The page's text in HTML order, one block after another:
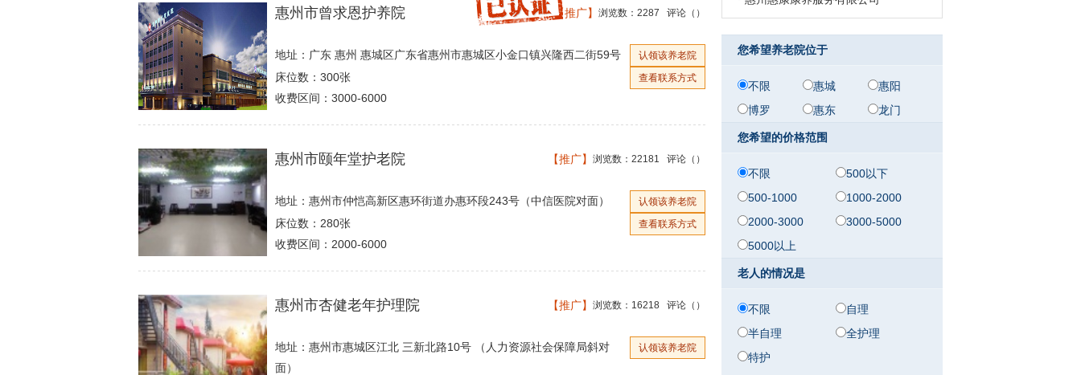
浏览数：2287 评论（ ）
【推广】
惠州市曾求恩护养院
认领该养老院
地址：广东 惠州 惠城区广东省惠州市惠城区小金口镇兴隆西二街59号
查看联系方式
床位数：300张
收费区间：3000-6000
浏览数：22181 评论（ ）
【推广】
惠州市颐年堂护老院
认领该养老院
地址：惠州市仲恺高新区惠环街道办惠环段243号（中信医院对面）
查看联系方式
床位数：280张
收费区间：2000-6000
浏览数：16218 评论（ ）
【推广】
惠州市杏健老年护理院
认领该养老院
地址：惠州市惠城区江北 三新北路10号 （人力资源社会保障局斜对
面）
您希望养老院位于
不限 惠城
惠阳
博罗
惠东 龙门
您希望的价格范围
不限
500以下
500-1000
1000-2000
2000-3000
3000-5000
5000以上
老人的情况是
不限
自理
半自理
全护理
特护